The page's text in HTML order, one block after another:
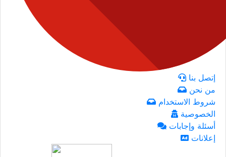
إتصل بنا
من نحن
شروط الاستخدام
الخصوصية
أسئلة وإجابات
إعلانات